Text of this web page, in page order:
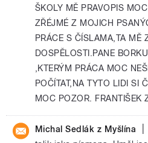
ŠKOLY MĚ PRAVOPIS
ZŘÉJMÉ Z MOJICH
PRÁCE S ČÍSLAMA,TA MĚ
DOSPĚLOSTI.PANE
,KTERÝM PRÁCA MOC
POČÍTAT,NA TYTO LIDI SI
MOC POZOR. FRANTIŠEK
Michal Sedlák z Myšlína